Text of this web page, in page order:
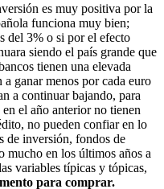
es muy positiva por la
funciona muy bien;
del 3% o si por el efecto
siendo el país grande que
tienen una elevada
ganar menos por cada euro
a continuar bajando, para
el año anterior no tienen
no pueden confiar en lo
de inversión, fondos de
mucho en los últimos años a
variables típicas y tópicas,
para comprar.